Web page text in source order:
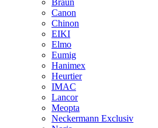
Braun
Canon
Chinon
EIKI
Elmo
Eumig
Hanimex
Heurtier
IMAC
Lancor
Meopta
Neckermann Exclusiv